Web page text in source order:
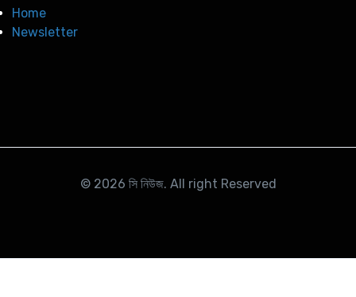
Home
Newsletter
© 2026 সি নিউজ. All right Reserved